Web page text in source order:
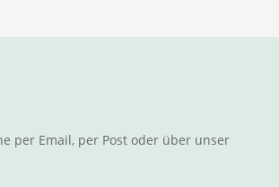
per Email, per Post oder über unser